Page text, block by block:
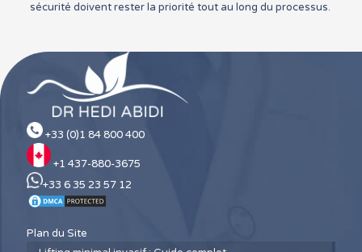
sécurité doivent rester la priorité tout au long du processus.
+33 (0)1 84 800 400
+1 437-880-3675
+33 6 35 23 57 12
Plan du Site